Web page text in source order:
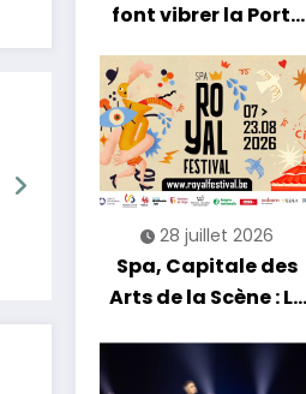
font vibrer la Porte
soirée entre
découvertes et
énergie reggae
28 juillet 2026
Spa, Capitale des
Arts de la Scène : Le